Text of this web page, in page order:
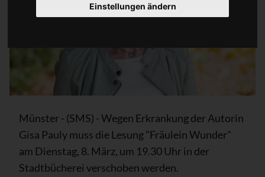
Einstellungen ändern
Münster - (SMS) - Wegen Erkrankung der Autorin
Gisa Pauly muss die Lesung "Fräulein Wunder"
am Dienstag, 8. März, um 19.30 Uhr in der
Stadtbücherei verschoben werden.